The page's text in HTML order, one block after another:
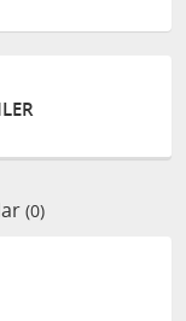
(0)